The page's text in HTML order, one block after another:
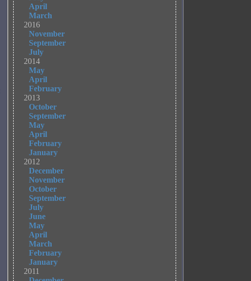
April
March
2016
November
September
July
2014
May
April
February
2013
October
September
May
April
February
January
2012
December
November
October
September
July
June
May
April
March
February
January
2011